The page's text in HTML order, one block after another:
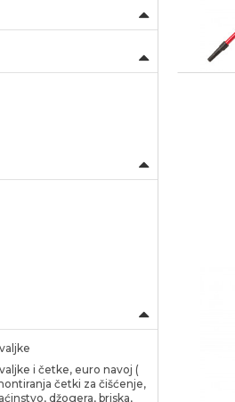
i četke, euro navoj (
četki za čišćenje,
džogera, briska,